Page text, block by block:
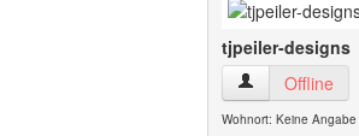
tjpeiler-designs
tjpeiler-designs
Offline
Wohnort: Keine Angabe